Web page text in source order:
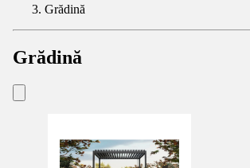
Grădină
Grădină